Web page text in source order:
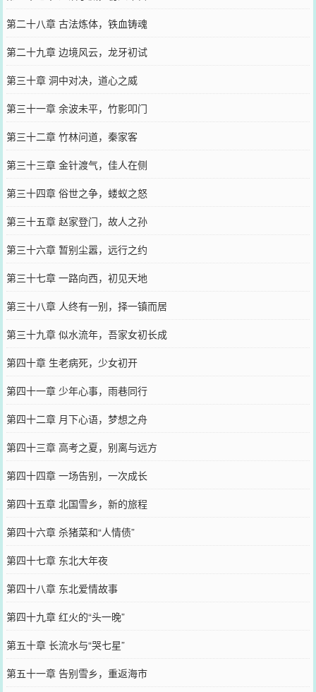
第二十八章 古法炼体，铁血铸魂
第二十九章 边境风云，龙牙初试
第三十章 洞中对决，道心之威
第三十一章 余波未平，竹影叩门
第三十二章 竹林问道，秦家客
第三十三章 金针渡气，佳人在侧
第三十四章 俗世之争，蝼蚁之怒
第三十五章 赵家登门，故人之孙
第三十六章 暂别尘嚣，远行之约
第三十七章 一路向西，初见天地
第三十八章 人终有一别，择一镇而居
第三十九章 似水流年，吾家女初长成
第四十章 生老病死，少女初开
第四十一章 少年心事，雨巷同行
第四十二章 月下心语，梦想之舟
第四十三章 高考之夏，别离与远方
第四十四章 一场告别，一次成长
第四十五章 北国雪乡，新的旅程
第四十六章 杀猪菜和“人情债”
第四十七章 东北大年夜
第四十八章 东北爱情故事
第四十九章 红火的“头一晚”
第五十章 长流水与“哭七星”
第五十一章 告别雪乡，重返海市